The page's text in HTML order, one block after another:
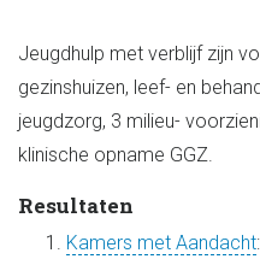
Jeugdhulp met verblijf zijn
gezinshuizen, leef- en
jeugdzorg, 3 milieu-
klinische opname GGZ.
Resultaten
Kamers met Aandacht